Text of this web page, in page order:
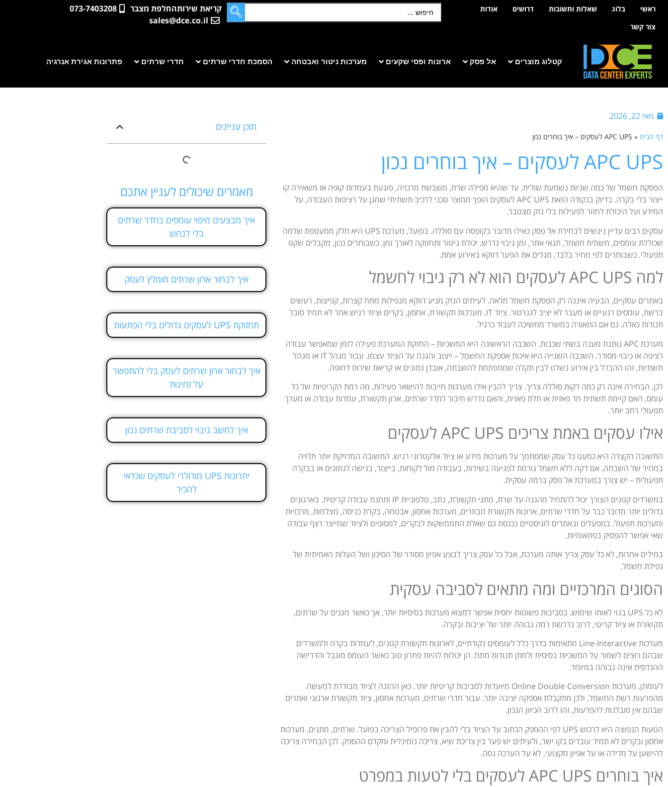
לתוכןראשי בלוג שאלות ותשובות דרושים
אודות
צור קשר
קריאת שירותהחלפת מצבר
073-7403208
sales@dce.co.il
קטלוג מוצרים אל פסק ארונות ופסי שקעים מערכות ניטור ואבטחה הסמכת חדרי שרתים חדרי שרתים פתרונות אגירת אנרגיה
מאי 22, 2026
דף הבית » APC UPS לעסקים – איך בוחרים נכון
APC UPS לעסקים – איך בוחרים נכון
הפסקת חשמל של כמה שניות נשמעת שולית, עד שהיא מפילה שרת, משבשת מרכזיה, פוגעת בעמדות קופה או משאירה קו
ייצור בלי בקרה. בדיוק בנקודה הזאת APC UPS לעסקים הופך ממוצר טכני לרכיב תשתיתי שמגן על רציפות העבודה, על
המידע ועל היכולת לחזור לפעילות בלי נזק מצטבר.
עסקים רבים עדיין ניגשים לבחירת אל פסק כאילו מדובר בקופסה עם סוללה. בפועל, מערכת UPS היא חלק ממעטפת שלמה
שכוללת עומסים, תשתית חשמל, תנאי אתר, זמן גיבוי נדרש, יכולת ניטור ותחזוקה לאורך זמן. כשבוחרים נכון, מקבלים שקט
תפעולי. כשבוחרים לפי מחיר בלבד, מגלים את הפער דווקא באירוע אמת.
למה APC UPS לעסקים הוא לא רק גיבוי לחשמל
באתרים עסקיים, הבעיה איננה רק הפסקת חשמל מלאה. לעיתים הנזק מגיע דווקא מנפילות מתח קצרות, קפיצות, רעשים
ברשת, עומסים רגעיים או מעבר לא יציב לגנרטור. ציוד IT, מערכות תקשורת, אחסון, בקרים וציוד רגיש אחר לא תמיד סובל
תנודות כאלה, גם אם התאורה במשרד ממשיכה לעבוד כרגיל.
מערכת APC נותנת מענה בשתי שכבות. השכבה הראשונה היא המשכיות – החזקת המערכת פעילה לזמן שמאפשר עבודה
רציפה או כיבוי מסודר. השכבה השנייה היא איכות אספקת החשמל – ייצוב והגנה על הציוד עצמו. עבור מנהל IT או מנהל
תשתיות, זהו ההבדל בין אירוע נשלט לבין תקלה שמתפתחת להשבתה, אובדן נתונים או קריאת שירות דחופה.
לכן, הבחירה אינה רק כמה דקות סוללה צריך. צריך להבין אילו מערכות חייבות להישאר פעילות, מה רמת הקריטיות של כל
עומס, האם קיימת תשתית חד פאזית או תלת פאזית, והאם נדרש חיבור לחדר שרתים, ארון תקשורת, עמדות עבודה או מערך
תפעולי רחב יותר.
אילו עסקים באמת צריכים APC UPS לעסקים
התשובה הקצרה היא כמעט כל עסק שמסתמך על מערכות מידע או ציוד אלקטרוני רגיש. התשובה המדויקת יותר תלויה
במחיר של השבתה. אם דקה ללא חשמל גורמת לפגיעה בשירות, בעבודה מול לקוחות, בייצור, בגישה לנתונים או בבקרה
תפעולית – יש צורך במערכת אל פסק ברמה עסקית.
במשרדים קטנים הצורך יכול להתחיל מהגנה על שרת, מתגי תקשורת, נתב, טלפוניית IP ותחנת עבודה קריטית. בארגונים
גדולים יותר מדובר כבר על חדרי שרתים, ארונות תקשורת מבוזרים, מערכות אחסון, אבטחה, בקרת כניסה, מצלמות, מרכזיות
ומערכות תפעול. במפעלים ובאתרים לוגיסטיים נכנסת גם שאלת התממשקות לבקרים, למסופים ולציוד שמייצר רצף עבודה
שאי אפשר להפסיק בפתאומיות.
במילים אחרות, לא כל עסק צריך אותה מערכת, אבל כל עסק צריך לבצע אפיון מסודר של הסיכון ושל העלות האמיתית של
נפילת חשמל.
הסוגים המרכזיים ומה מתאים לסביבה עסקית
לא כל UPS בנוי לאותו שימוש. בסביבות פשוטות יחסית אפשר למצוא מערכות בסיסיות יותר, אך כאשר מגנים על שרתים,
תקשורת או ציוד קריטי, לרוב נדרשת רמה גבוהה יותר של יציבות ובקרה.
מערכות Line-Interactive מתאימות בדרך כלל לעומסים נקודתיים, לארונות תקשורת קטנים, לעמדות בקרה ולמשרדים
שבהם רוצים לשמור על המשכיות בסיסית ולמתן תנודות מתח. הן יכולות להיות פתרון טוב כאשר העומס מוגבל והדרישה
ההנדסית אינה גבוהה במיוחד.
לעומתן, מערכות Online Double Conversion מיועדות לסביבות קריטיות יותר. כאן ההזנה לציוד מבודדת למעשה
מהפרעות רשת החשמל, ולכן מתקבלת אספקה יציבה יותר. עבור חדרי שרתים, מערכות אחסון, ציוד תקשורת ארגוני ואתרים
שבהם אין סובלנות להפרעות, זהו לרוב הכיוון הנכון.
הטעות הנפוצה היא לרכוש UPS לפי ההספק הכתוב על הציוד בלי להבין את פרופיל הצריכה בפועל. שרתים, מתגים, מערכות
אחסון ובקרים לא תמיד עובדים בקו ישר, ולעיתים יש פער בין צריכת שיא, צריכה נומינלית ומקדם ההספק. לכן הבחירה צריכה
להישען על מדידה או על אפיון מקצועי, לא על הערכה גסה.
איך בוחרים APC UPS לעסקים בלי לטעות במפרט
תוכן עניינים
מאמרים שיכולים לעניין אתכם
איך מבצעים מיפוי עומסים בחדר שרתים
בלי לנחש
איך לבחור ארון שרתים מומלץ לעסק
תחזוקת UPS לעסקים גדולים בלי הפתעות
איך לבחור ארון שרתים לעסק בלי להתפשר
על זמינות
איך לחשב גיבוי לסביבת שרתים נכון
יתרונות UPS מודולרי לעסקים שכדאי
להכיר